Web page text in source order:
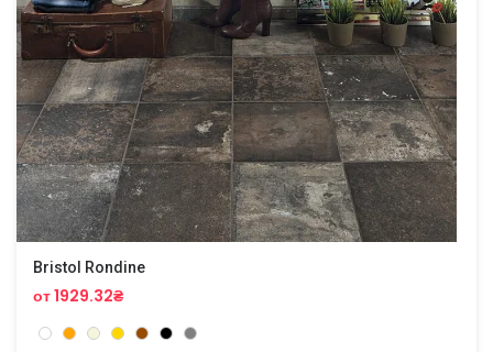
Bristol Rondine
от 1929.32₴